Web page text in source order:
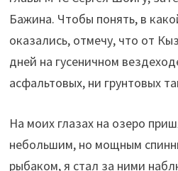
Бажина. Чтобы понять, в
оказались, отмечу, что от
дней на гусеничном
асфальтовых, ни грунтовых
На моих глазах на озеро
небольшим, но мощным
рыбаком, я стал за ними